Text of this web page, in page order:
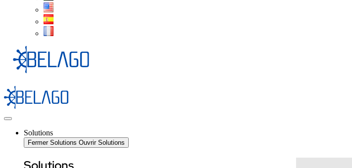
Solutions
Fermer Solutions Ouvrir Solutions